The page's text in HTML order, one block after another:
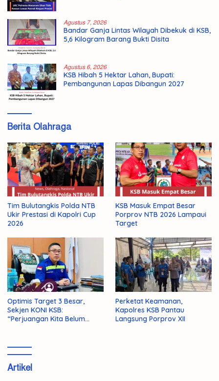
Agustus 7, 2026
Bandar Ganja Lintas Wilayah Dibekuk di KSB,
5,6 Kilogram Barang Bukti Disita
Agustus 6, 2026
KSB Hibah 5 Hektar Lahan, Bupati:
Pembangunan Lapas Dibangun 2027
Berita Olahraga
Tim Bulutangkis Polda NTB
Ukir Prestasi di Kapolri Cup
2026
KSB Masuk Empat Besar
Porprov NTB 2026 Lampaui
Target
Optimis Target 3 Besar,
Sekjen KONI KSB:
“Perjuangan Kita Belum
Perketat Keamanan,
Kapolres KSB Pantau
Langsung Porprov XII
Artikel